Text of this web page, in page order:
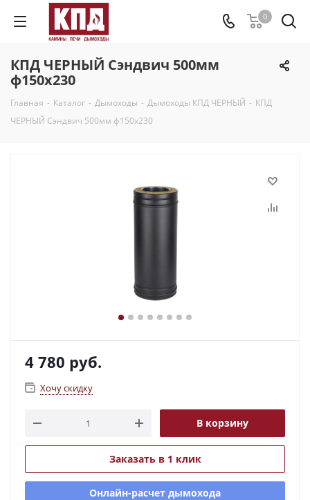
0
КПД ЧЕРНЫЙ Сэндвич 500мм
ф150х230
Главная - Каталог - Дымоходы - Дымоходы КПД ЧЕРНЫЙ - КПД
ЧЕРНЫЙ Сэндвич 500мм ф150х230
4 780 руб.
Хочу скидку
В корзину
Заказать в 1 клик
Онлайн-расчет дымохода